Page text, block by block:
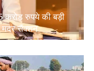
रुपये की बड़ी
मदर सैंक्शन